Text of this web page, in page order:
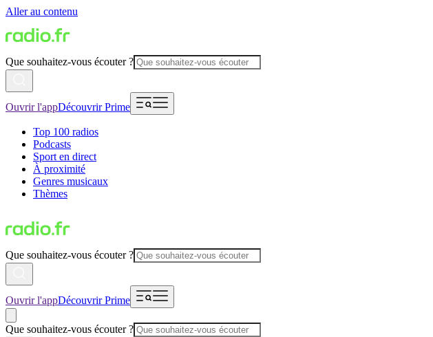
Aller au contenu
Que souhaitez-vous écouter ?
Ouvrir l'appDécouvrir Prime
Top 100 radios
Podcasts
Sport en direct
À proximité
Genres musicaux
Thèmes
Que souhaitez-vous écouter ?
Ouvrir l'appDécouvrir Prime
Que souhaitez-vous écouter ?